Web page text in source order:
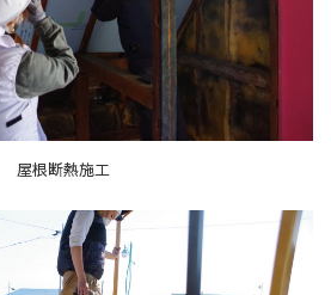
屋根断熱施工